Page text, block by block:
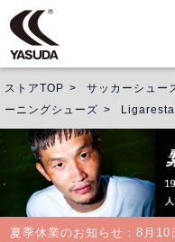
ストアTOP サッカーシュー
ーニングシューズ
夏季休業のお知らせ：8月